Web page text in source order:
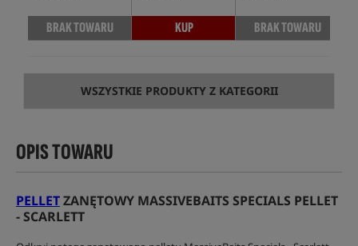
BRAK TOWARU KUP BRAK TOWARU
WSZYSTKIE PRODUKTY Z KATEGORII
OPIS TOWARU
PELLETZANĘTOWY MASSIVEBAITS SPECIALS PELLET
- SCARLETT